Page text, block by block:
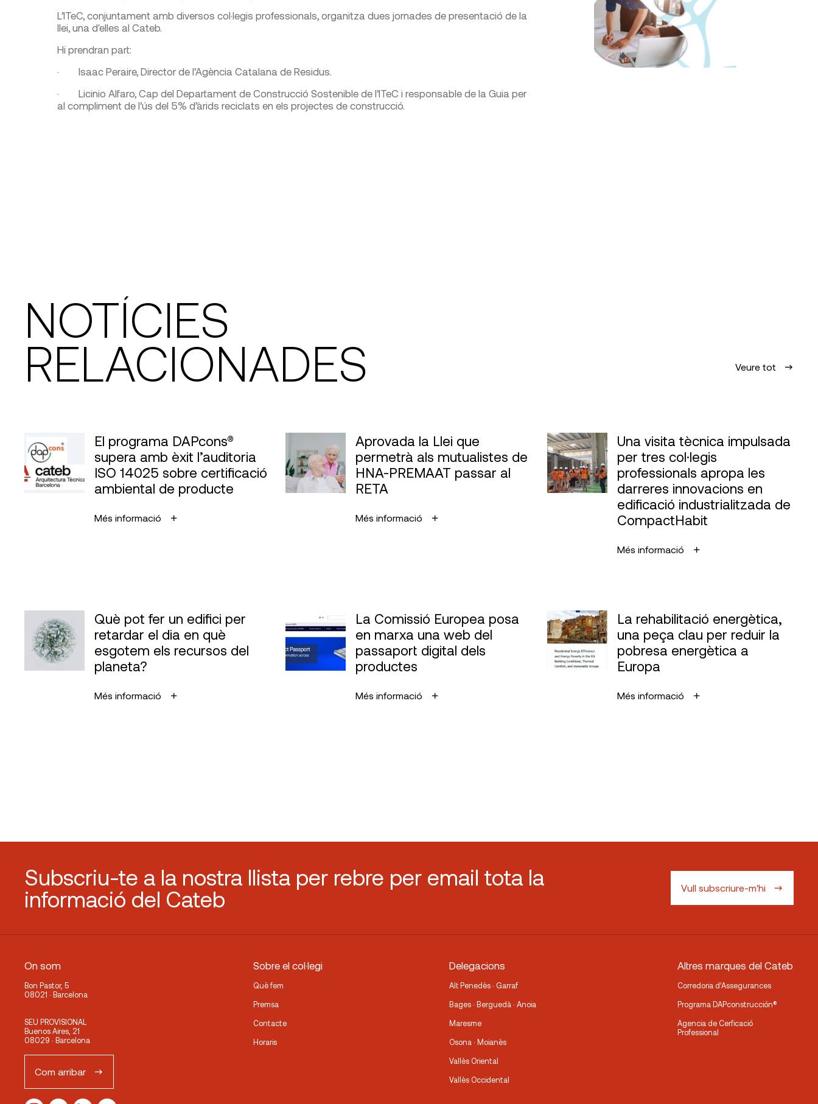
L’ITeC, conjuntament amb diversos col·legis professionals, organitza dues jornades de presentació de la
llei, una d'elles al Cateb.
Hi prendran part:
· Isaac Peraire, Director de l’Agència Catalana de Residus.
· Licinio Alfaro, Cap del Departament de Construcció Sostenible de l’ITeC i responsable de la Guia per
al compliment de l’ús del 5% d’àrids reciclats en els projectes de construcció.
NOTÍCIES
RELACIONADES Veure tot
El programa DAPcons®
supera amb èxit l’auditoria
ISO 14025 sobre certificació
ambiental de producte
Més informació
Aprovada la Llei que
permetrà als mutualistes de
HNA-PREMAAT passar al
RETA
Més informació
Una visita tècnica impulsada
per tres col·legis
professionals apropa les
darreres innovacions en
edificació industrialitzada de
CompactHabit
Més informació
Què pot fer un edifici per
retardar el dia en què
esgotem els recursos del
planeta?
Més informació
La Comissió Europea posa
en marxa una web del
passaport digital dels
productes
Més informació
La rehabilitació energètica,
una peça clau per reduir la
pobresa energètica a
Europa
Més informació
Subscriu-te a la nostra llista per rebre per email tota la
informació del Cateb
Vull subscriure-m'hi
On som
Bon Pastor, 5
08021 · Barcelona
SEU PROVISIONAL
Buenos Aires, 21
08029 · Barcelona
Com arribar
Sobre el col·legi
Què fem
Premsa
Contacte
Horaris
Delegacions
Alt Penedès · Garraf
Bages · Berguedà · Anoia
Maresme
Osona · Moianès
Vallès Oriental
Vallès Occidental
Altres marques del Cateb
Corredoria d’Assegurances
Programa DAPconstrucción®
Agencia de Cerficació
Professional